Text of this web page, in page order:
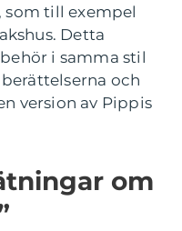
som till exempel
Detta
i samma stil
och
version av Pippis
om